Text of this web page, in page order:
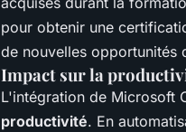
pour obtenir une
de nouvelles opportunités
Impact sur la
L'intégration de Microsoft
productivité. En